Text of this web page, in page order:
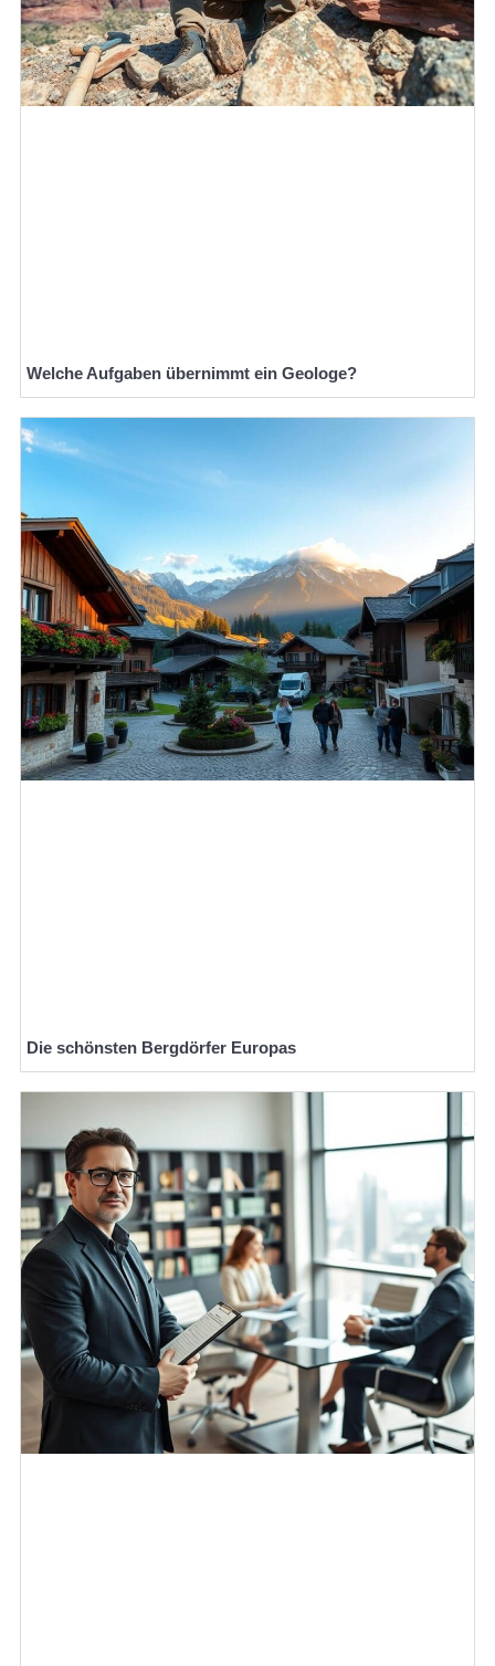
Welche Aufgaben übernimmt ein Geologe?
Die schönsten Bergdörfer Europas